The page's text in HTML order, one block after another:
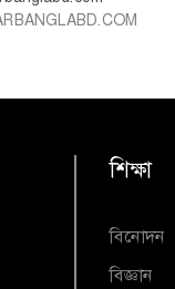
শিক্ষা
বিনোদন
বিজ্ঞান